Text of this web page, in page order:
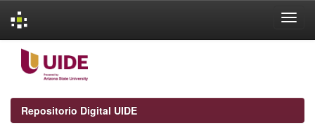
navigation
Repositorio Digital UIDE